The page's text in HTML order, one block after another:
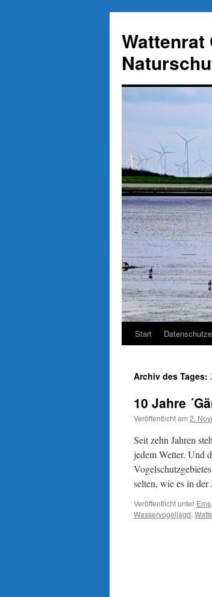
springen
Wattenrat
Start
Archiv des Tages:
10 Jahre
Veröffentlicht am 2.
Seit zehn Jahren
jedem Wetter. Und
selten, wie es in der
Veröffentlicht unter Ems,
Wasservogeljagd,